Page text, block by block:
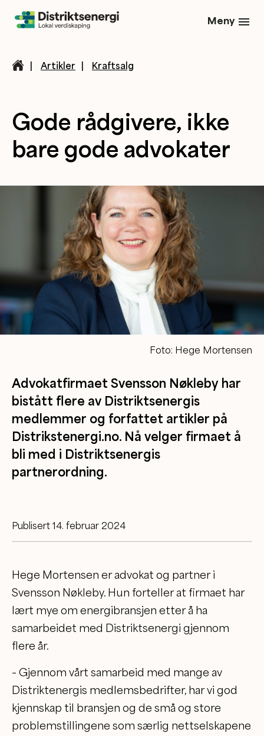
Meny
Artikler Kraftsalg
Gode rådgivere, ikke
bare gode advokater
Foto: Hege Mortensen
Advokatfirmaet Svensson Nøkleby har
bistått flere av Distriktsenergis
medlemmer og forfattet artikler på
Distrikstenergi.no. Nå velger firmaet å
bli med i Distriktsenergis
partnerordning.
Publisert 14. februar 2024
Hege Mortensen er advokat og partner i
Svensson Nøkleby. Hun forteller at firmaet har
lært mye om energibransjen etter å ha
samarbeidet med Distriktsenergi gjennom
flere år.
– Gjennom vårt samarbeid med mange av
Distriktenergis medlemsbedrifter, har vi god
kjennskap til bransjen og de små og store
problemstillingene som særlig nettselskapene